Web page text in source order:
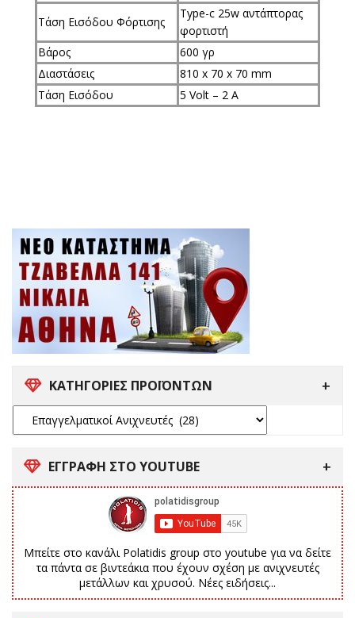
ΚΑΤΗΓΟΡΙΕΣ ΠΡΟΪΟΝΤΩΝ
ΕΓΓΡΑΦΗ ΣΤΟ YOUTUBE
Μπείτε στο κανάλι Polatidis group στο youtube για να δείτε
τα πάντα σε βιντεάκια που έχουν σχέση με ανιχνευτές
μετάλλων και χρυσού. Νέες ειδήσεις...
Τάση Εισόδου Φόρτισης
Type-c 25w αντάπτορας
φορτιστή
Βάρος
600 γρ
Διαστάσεις
810 x 70 x 70 mm
Τάση Εισόδου
5 Volt – 2 A